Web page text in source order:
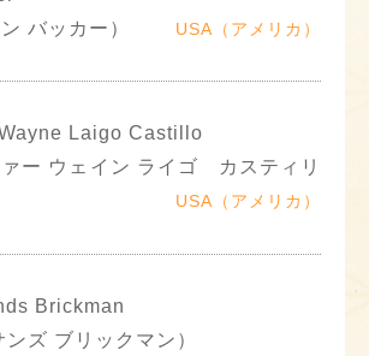
バッカー）
USA（アメリカ）
Laigo Castillo
ァー ウェイン ライゴ カスティリ
USA（アメリカ）
Brickman
ンズ ブリックマン）